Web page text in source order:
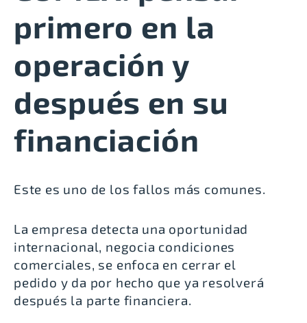
primero en la
operación y
después en su
financiación
Este es uno de los fallos más comunes.
La empresa detecta una oportunidad
internacional, negocia condiciones
comerciales, se enfoca en cerrar el
pedido y da por hecho que ya resolverá
después la parte financiera.